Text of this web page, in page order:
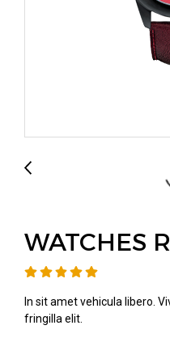
WATCHES
In sit amet vehicula libero.
fringilla elit.